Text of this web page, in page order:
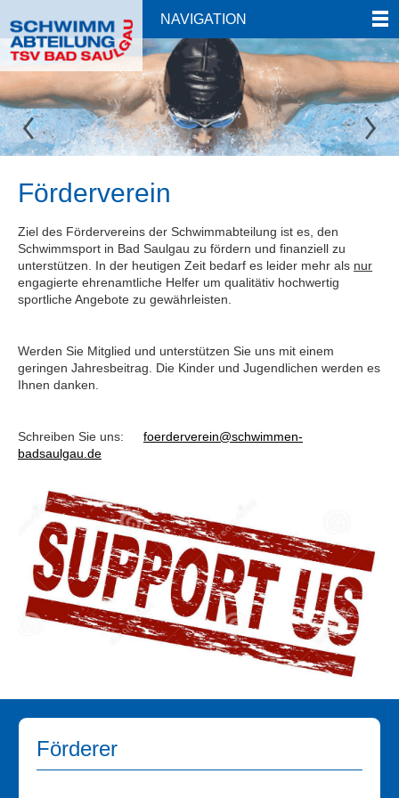
NAVIGATION
Förderverein
Ziel des Fördervereins der Schwimmabteilung ist es, den
Schwimmsport in Bad Saulgau zu fördern und finanziell zu
unterstützen. In der heutigen Zeit bedarf es leider mehr als nur
engagierte ehrenamtliche Helfer um qualitätiv hochwertig
sportliche Angebote zu gewährleisten.
Werden Sie Mitglied und unterstützen Sie uns mit einem
geringen Jahresbeitrag. Die Kinder und Jugendlichen werden es
Ihnen danken.
Schreiben Sie uns:
foerderverein@schwimmen-
badsaulgau.de
Förderer